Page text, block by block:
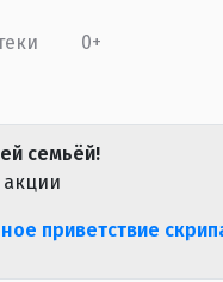
0+
семьёй!
приветствие